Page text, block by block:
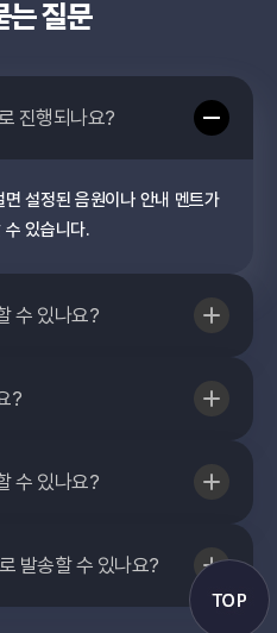
는 질문
진행되나요?
설정된 음원이나 안내 멘트가
수 있습니다.
수 있나요?
수, 영화, 드라마, 팝업스토어,
?
에 참여할 수 있어 접근성이 매
수 있나요?
인하여 이벤트 성과를 분석할 수
발송할 수 있나요?